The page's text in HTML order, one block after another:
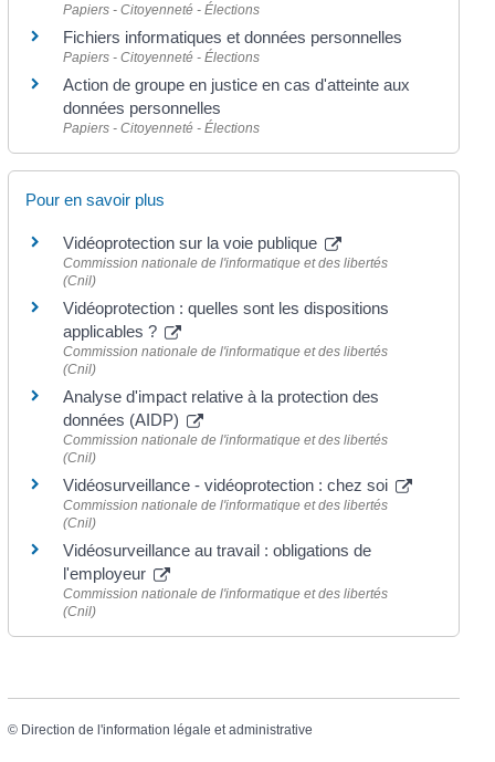
Papiers - Citoyenneté - Élections
Fichiers informatiques et données personnelles
Papiers - Citoyenneté - Élections
Action de groupe en justice en cas d'atteinte aux
données personnelles
Papiers - Citoyenneté - Élections
Pour en savoir plus
Vidéoprotection sur la voie publique
Commission nationale de l'informatique et des libertés
(Cnil)
Vidéoprotection : quelles sont les dispositions
applicables ?
Commission nationale de l'informatique et des libertés
(Cnil)
Analyse d'impact relative à la protection des
données (AIDP)
Commission nationale de l'informatique et des libertés
(Cnil)
Vidéosurveillance - vidéoprotection : chez soi
Commission nationale de l'informatique et des libertés
(Cnil)
Vidéosurveillance au travail : obligations de
l'employeur
Commission nationale de l'informatique et des libertés
(Cnil)
© Direction de l'information légale et administrative